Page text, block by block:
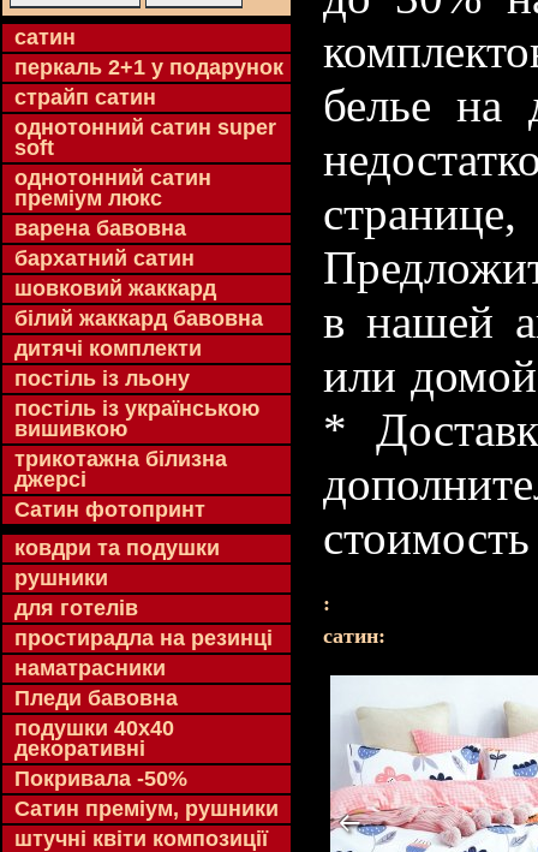
cатин
перкаль 2+1 у подарунок
страйп сатин
однотонний сатин super
soft
однотонний сатин
преміум люкс
варена бавовна
бархатний сатин
шовковий жаккард
білий жаккард бавовна
дитячі комплекти
постіль із льону
постіль із українською
вишивкою
трикотажна білизна
джерсі
Сатин фотопринт
ковдри та подушки
рушники
для готелів
простирадла на резинці
наматрасники
Пледи бавовна
подушки 40х40
декоративні
Покривала -50%
Сатин преміум, рушники
штучні квіти композиції
белье на
в нашей
или
*
:
cатин: